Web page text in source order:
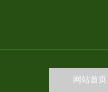
网站首页